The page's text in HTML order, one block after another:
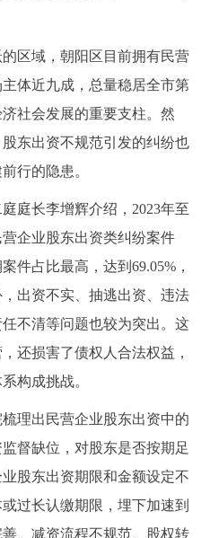
服务 部门服务
服务 投资项目
我要咨询 我要建议
访谈 图说互动
区概览 人文北京
北京 视频北京
域，朝阳区目前拥有民营
体近九成，总量稳居全市第
社会发展的重要支柱。然
东出资不规范引发的纠纷也
行的隐患。
长李增辉介绍，2023年至
企业股东出资类纠纷案件
件占比最高，达到69.05%，
出资不实、抽逃出资、违法
不清等问题也较为突出。这
还损害了债权人合法权益，
构成挑战。
出民营企业股东出资中的
督缺位，对股东是否按期足
股东出资期限和金额设定不
过长认缴期限，埋下加速到
、减资流程不规范、股权转